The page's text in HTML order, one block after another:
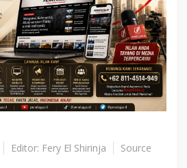
Editor: Fery El Shirinja
Source